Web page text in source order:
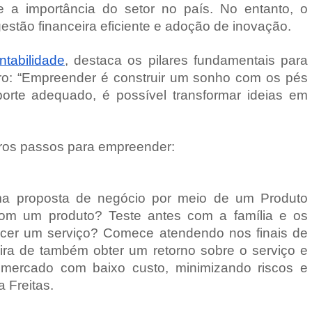
a importância do setor no país. No entanto, o
financeira eficiente e adoção de inovação.
, destaca os pilares fundamentais para
“Empreender é construir um sonho com os pés
adequado, é possível transformar ideias em
passos para empreender:
proposta de negócio por meio de um Produto
um produto? Teste antes com a família e os
um serviço? Comece atendendo nos finais de
de também obter um retorno sobre o serviço e
com baixo custo, minimizando riscos e
Freitas.